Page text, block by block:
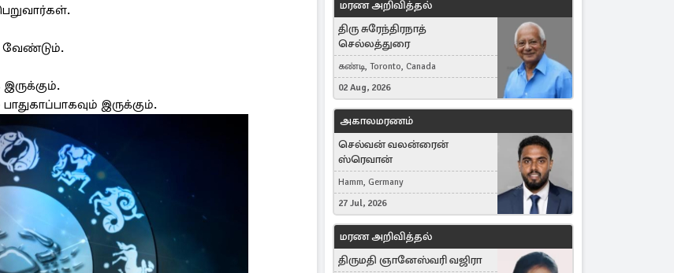
வேண்டும்.
இருக்கும்.
மரண அறிவித்தல்
திரு சுரேந்திரநாத்
செல்லத்துரை
கண்டி, Toronto, Canada
02 Aug, 2026
அகாலமரணம்
செல்வன் வலன்ரைன்
ஸ்ரெவான்
Hamm, Germany
27 Jul, 2026
மரண அறிவித்தல்
திருமதி ஞானேஸ்வரி வஜிரா